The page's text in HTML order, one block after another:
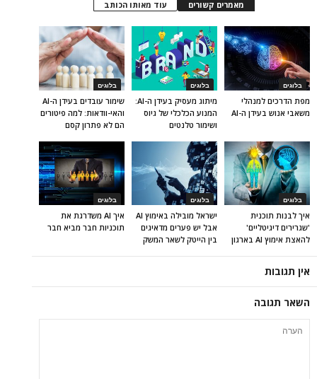
מאמרים קשורים עוד מאותו הכותב
בלוגים
שימור עובדים בעידן ה-AI
והאי-וודאות: למה פיטורים
הם לא פתרון קסם
בלוגים
מיתוג מעסיק בעידן ה-AI:
המנוע הכלכלי של גיוס
ושימור טלנטים
בלוגים
מפת הדרכים למנהלי
משאבי אנוש בעידן ה-AI
בלוגים
איך AI משדרגת את
תוכניות חבר מביא חבר
בלוגים
ישראל מובילה באימוץ AI
אבל יש פערים מדאיגים
בין הייטק לשאר המשק
בלוגים
איך לבנות תוכנית
'שגרירים דיגיטליים'
להאצת אימוץ AI בארגון
אין תגובות
השאר תגובה